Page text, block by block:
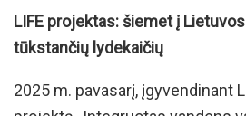
LIFE projektas: šiemet į
tūkstančių lydekaičių
2025 m. pavasarį, įgyvendinant